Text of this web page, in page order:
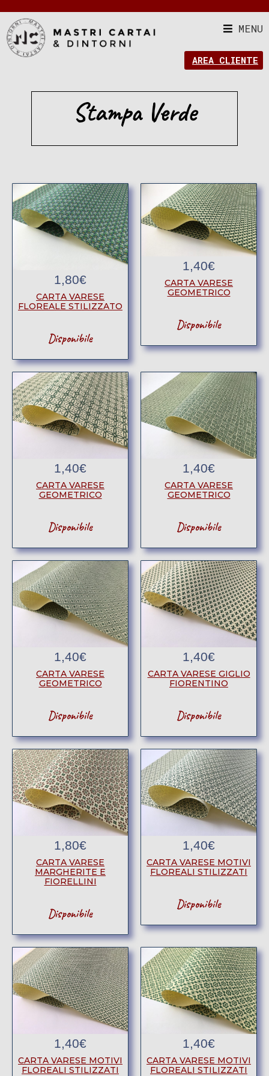
MENU
AREA CLIENTE
Stampa Verde
1,80€
CARTA VARESE
FLOREALE STILIZZATO
Disponibile
1,40€
CARTA VARESE
GEOMETRICO
Disponibile
1,40€
CARTA VARESE
GEOMETRICO
Disponibile
1,40€
CARTA VARESE
GEOMETRICO
Disponibile
1,40€
CARTA VARESE
GEOMETRICO
Disponibile
1,40€
CARTA VARESE GIGLIO
FIORENTINO
Disponibile
1,80€
CARTA VARESE
MARGHERITE E
FIORELLINI
Disponibile
1,40€
CARTA VARESE MOTIVI
FLOREALI STILIZZATI
Disponibile
1,40€
CARTA VARESE MOTIVI
FLOREALI STILIZZATI
1,40€
CARTA VARESE MOTIVI
FLOREALI STILIZZATI